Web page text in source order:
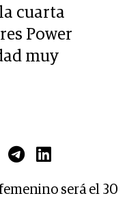
cuarta
Power
muy
será el 30